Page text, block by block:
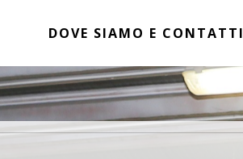
DOVE SIAMO E CONTATTI